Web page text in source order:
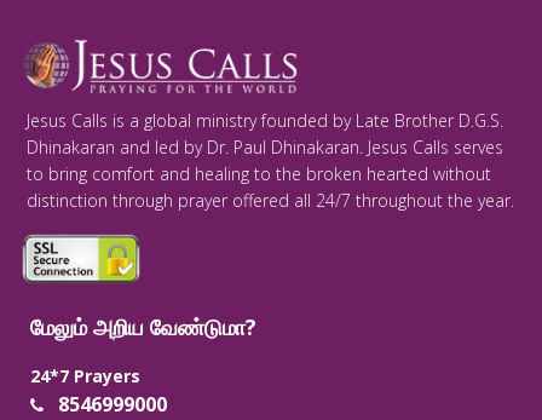
Jesus Calls is a global ministry founded by Late Brother D.G.S.
Dhinakaran and led by Dr. Paul Dhinakaran. Jesus Calls serves
to bring comfort and healing to the broken hearted without
distinction through prayer offered all 24/7 throughout the year.
மேலும் அறிய வேண்டுமா?
24*7 Prayers
8546999000